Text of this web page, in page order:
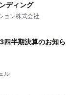
ディング
ョン株式会社
四半期決算のお知ら
ル